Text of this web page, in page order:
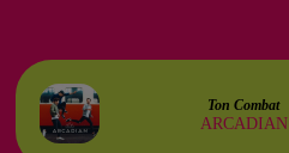
Ton Combat
ARCADIAN